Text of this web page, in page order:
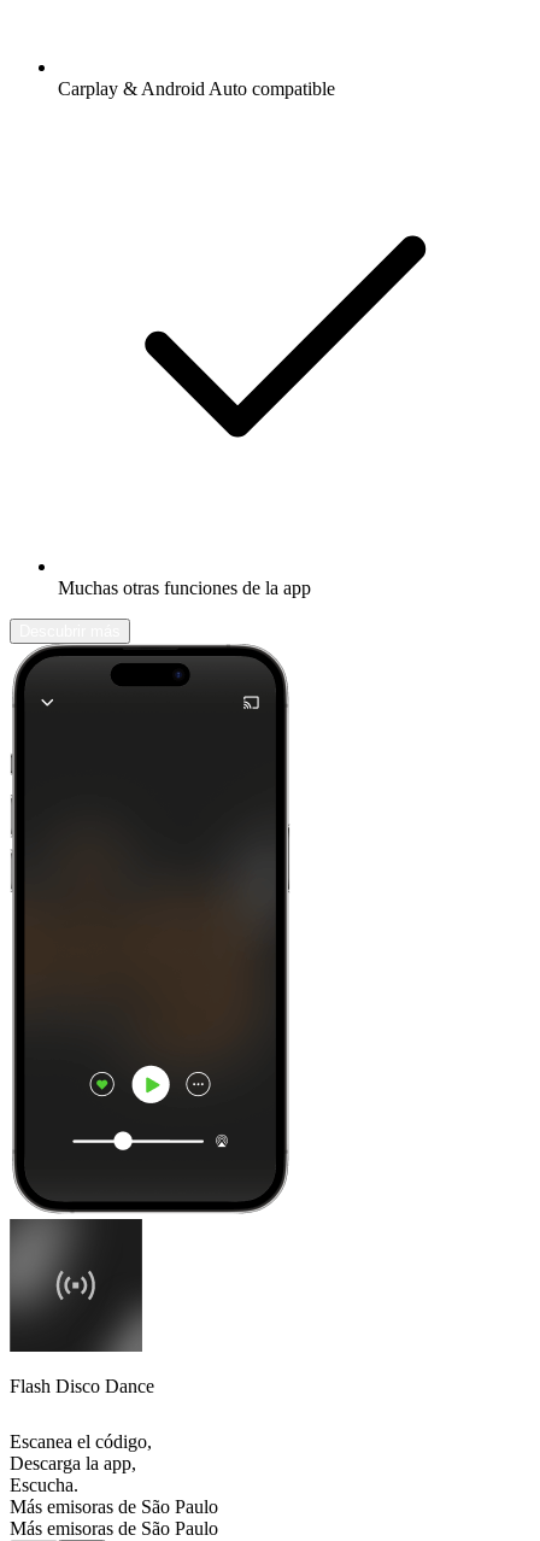
Carplay & Android Auto compatible
Muchas otras funciones de la app
Flash Disco Dance
Escanea el código,
Descarga la app,
Escucha.
Más emisoras de São Paulo
Más emisoras de São Paulo